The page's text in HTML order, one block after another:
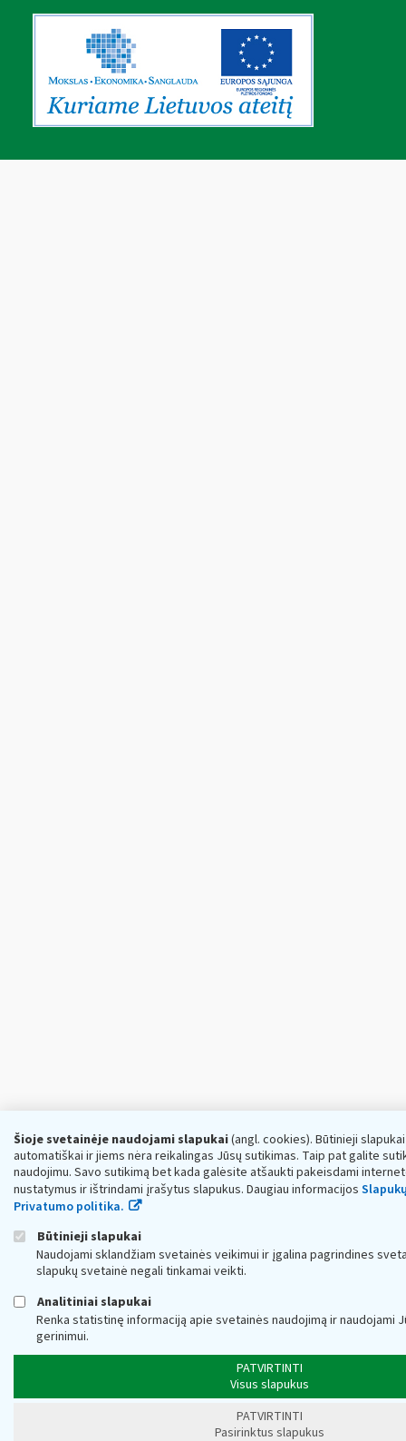
Šioje svetainėje naudojami slapukai(angl. cookies). Būtinieji
automatiškai ir jiems nėra reikalingas Jūsų sutikimas. Taip pat galite
naudojimu. Savo sutikimą bet kada galėsite atšaukti pakeisdami
nustatymus ir ištrindami įrašytus slapukus. Daugiau informacijos
Privatumo politika.
Būtinieji slapukai
Naudojami sklandžiam svetainės veikimui ir įgalina pagrindines
slapukų svetainė negali tinkamai veikti.
Analitiniai slapukai
Renka statistinę informaciją apie svetainės naudojimą ir naudojami
gerinimui.
PATVIRTINTI
Visus slapukus
PATVIRTINTI
Pasirinktus slapukus